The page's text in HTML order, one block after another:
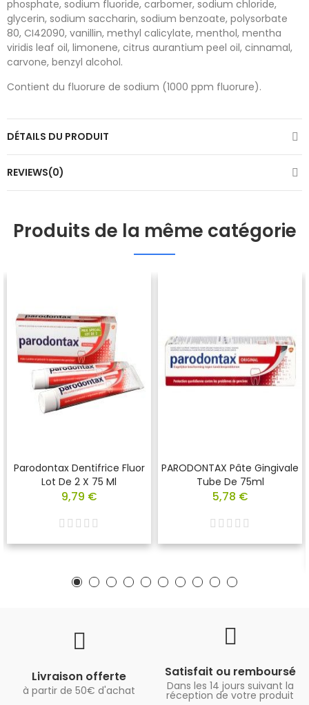
phosphate, sodium fluoride, carbomer, sodium chloride,
glycerin, sodium saccharin, sodium benzoate, polysorbate
80, CI42090, vanillin, methyl calicylate, menthol, mentha
viridis leaf oil, limonene, citrus aurantium peel oil, cinnamal,
carvone, benzyl alcohol.
Contient du fluorure de sodium (1000 ppm fluorure).
DÉTAILS DU PRODUIT
REVIEWS(0)
Produits de la même catégorie
Parodontax Dentifrice Fluor
Lot De 2 X 75 Ml
9,79 €
PARODONTAX Pâte Gingivale
Tube De 75ml
5,78 €
Livraison offerte
à partir de 50€ d'achat
Satisfait ou remboursé
Dans les 14 jours suivant la
réception de votre produit